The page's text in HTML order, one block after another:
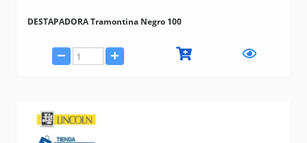
DESTAPADORA Tramontina Negro 100